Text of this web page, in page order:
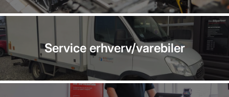
Service erhverv/varebiler